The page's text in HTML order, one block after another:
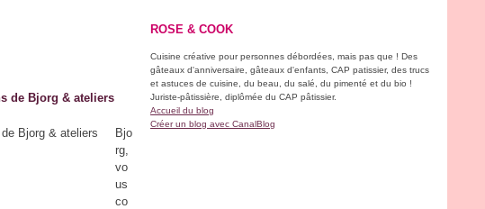
de Bjorg & ateliers
Bjo
rg,
vo
us
co
ROSE & COOK
Cuisine créative pour personnes débordées, mais pas que ! Des
gâteaux d'anniversaire, gâteaux d'enfants, CAP patissier, des trucs
et astuces de cuisine, du beau, du salé, du pimenté et du bio !
Juriste-pâtissière, diplômée du CAP pâtissier.
Accueil du blog
Créer un blog avec CanalBlog